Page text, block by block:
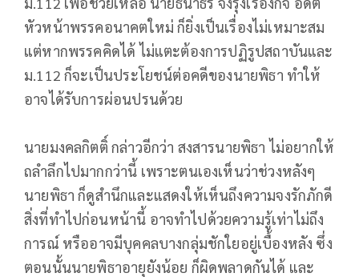
หัวหน้าพรรคอนาคตใหม่ ก็ยิ่งเป็นเรื่องไม่เหมาะสม
แต่หากพรรคคิดได้ ไม่แตะต้องการปฏิรูปสถาบันและ
ม.112 ก็จะเป็นประโยชน์ต่อคดีของนายพิธา ทำให้
อาจได้รับการผ่อนปรนด้วย
นายมงคลกิตติ์ กล่าวอีกว่า สงสารนายพิธา ไม่อยากให้
ถลำลึกไปมากกว่านี้ เพราะตนเองเห็นว่าช่วงหลังๆ
นายพิธา ก็ดูสำนึกและแสดงให้เห็นถึงความจงรักภักดี
สิ่งที่ทำไปก่อนหน้านี้ อาจทำไปด้วยความรู้เท่าไม่ถึง
การณ์ หรืออาจมีบุคคลบางกลุ่มชักใยอยู่เบื้องหลัง ซึ่ง
ตอนนั้นนายพิธาอายุยังน้อย ก็ผิดพลาดกันได้ และ